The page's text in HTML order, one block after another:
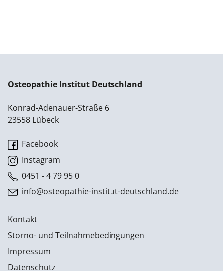
Osteopathie Institut Deutschland
Konrad-Adenauer-Straße 6
23558 Lübeck
Facebook
Instagram
0451 - 4 79 95 0
info@osteopathie-institut-deutschland.de
Kontakt
Storno- und Teilnahmebedingungen
Impressum
Datenschutz